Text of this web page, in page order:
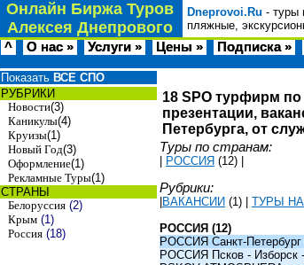
Онлайн Биржа Туров
Алексея Днепрового
Dneprovoi.Ru - туры
пляжные,
^ О нас » Услуги » Цены » Подписка »
Показать ВСЕ СПО
РУБРИКИ
Новости(3)
Каникулы(4)
Круизы(1)
Новый Год(3)
Оформление(1)
Рекламные Туры(1)
СТРАНЫ
Белоруссия (2)
Крым (1)
Россия (18)
18 SPO турфирм
презентации,
Петербурга, от
Туры по странам:
РОССИЯ (12)
Рубрики:
ВАКАНСИИ (1) ТУРЫ
РОССИЯ (12)
РОССИЯ Санкт-
РОССИЯ Псков - Изборск